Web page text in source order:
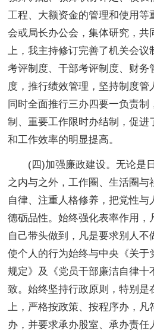
工程、大额资金的管理和使用等
会或局长办公会，集体研究，共
上，我主持修订完善了机关会
考评制度、干部考评制度、财务
度，推行绩效管理，坚持制度管
同时全面推行三办四要一负责制
制、重要工作限时办结制，促进
和工作效率的明显提高。
(四)加强廉政建设。无论是
之内与之外，工作圈、生活圈与
自律、注重人格修养，把党性与
德砺品性。始终强化表率作用，
自己带头做到，凡是要求别人不
使个人的行为始终与中央《关于
规定》及《党员干部廉洁自律十
致。始终坚持行政原则，特别是
上，严格按政策、按程序办，
办，并要求承办股室、承办责任